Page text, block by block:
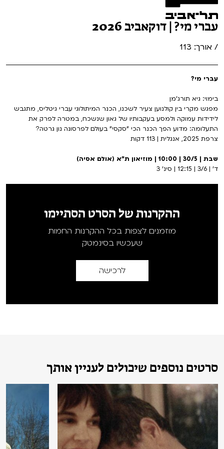
עברי מי? | דוקאביב 2026
/ אורך: 113
עברי מי?
בימוי: גיא תורג'מן
מפגש מקרי בין קולנוען צעיר לשכנו, הכנר המיתולוגי עברי גיטליס, מתגבש
לידידות עמוקה ולמסע בעקבותיו של גאון שנשכח, במטרה לפרק את
התעלומה: מדוע הפך הכנר הכי "סקסי" בעולם לפרסונה נון גרטה?
צרפת 2025, אנגלית | 113 דקות
שבת | 30/5 | 10:00 | מוזיאון ת"א (אולם אסיה)
ד' | 3/6 | 12:15 | סינ' 3
ההקרנות של הסרט הסתיימו
מוזמנים לצפות בכל ההקרנות החמות
שעכשיו בסינמטק
לרכישה
סרטים נוספים שיכולים לעניין אותך